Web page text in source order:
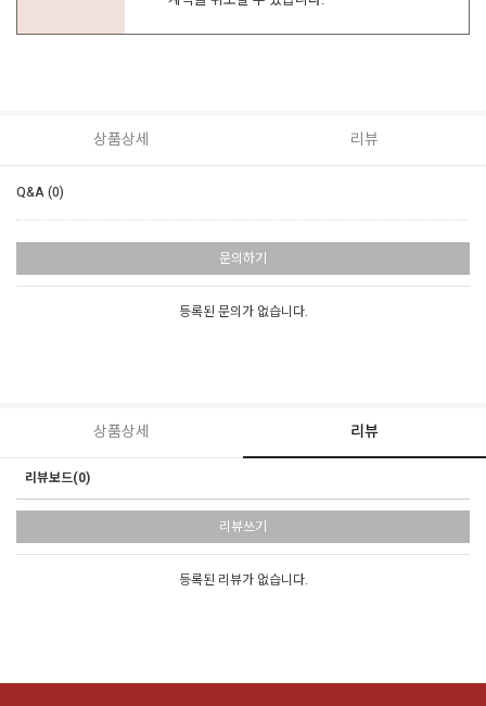
상품상세 리뷰
Q&A (0)
문의하기
등록된 문의가 없습니다.
상품상세 리뷰
리뷰보드(0)
리뷰쓰기
등록된 리뷰가 없습니다.